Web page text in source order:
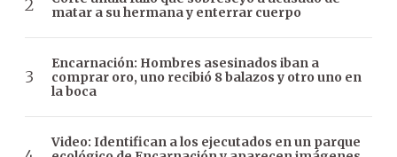
matar a su hermana y enterrar cuerpo
Encarnación: Hombres asesinados iban a
comprar oro, uno recibió 8 balazos y otro uno en
la boca
Video: Identifican a los ejecutados en un parque